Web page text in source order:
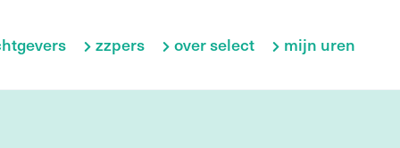
zzpers over select mijn uren